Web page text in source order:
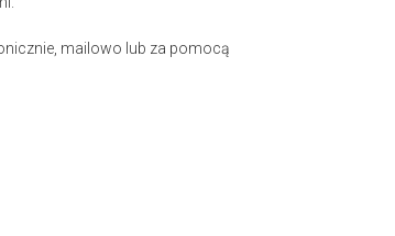
mailowo lub za pomocą